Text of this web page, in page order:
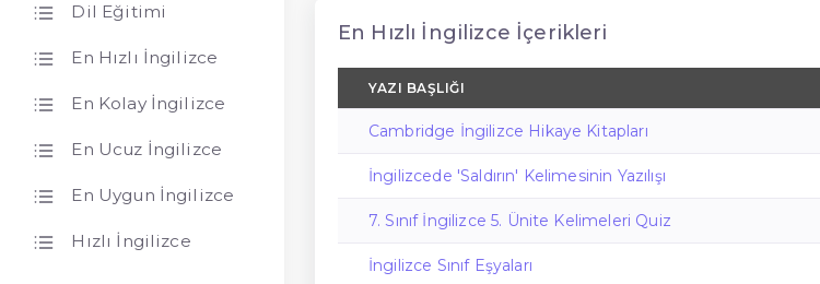
Dil Eğitimi
En Hızlı İngilizce
En Kolay İngilizce
En Ucuz İngilizce
En Uygun İngilizce
Hızlı İngilizce
En Hızlı İngilizce İçerikleri
YAZI BAŞLIĞI
Cambridge İngilizce Hikaye Kitapları
İngilizcede 'Saldırın' Kelimesinin Yazılışı
7. Sınıf İngilizce 5. Ünite Kelimeleri Quiz
İngilizce Sınıf Eşyaları